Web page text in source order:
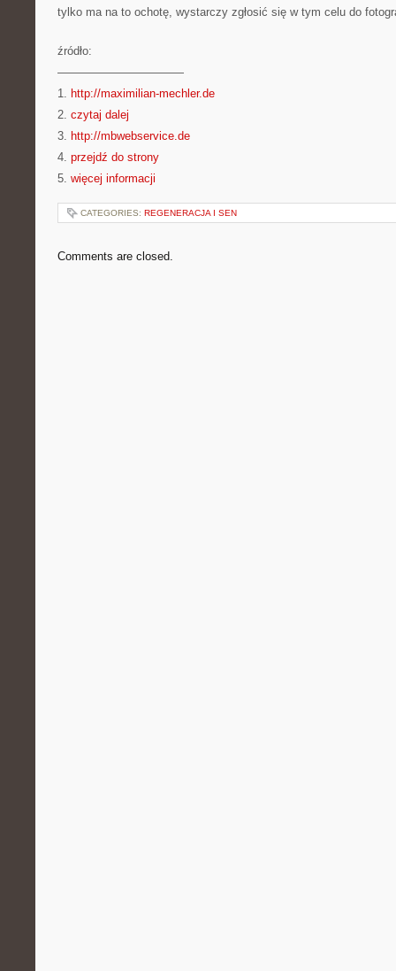
tylko ma na to ochotę, wystarczy zgłosić się w tym celu do
źródło:
———————————
1. http://maximilian-mechler.de
2. czytaj dalej
3. http://mbwebservice.de
4. przejdź do strony
5. więcej informacji
CATEGORIES: REGENERACJA I SEN
Comments are closed.